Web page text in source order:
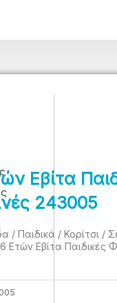
Εβίτα
243005
/ Παιδικά / Κορίτσι /
Ετών Εβίτα Παιδικές